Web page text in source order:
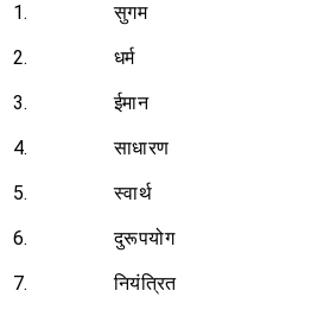
1. सुगम
2.
धर्म
3.
ईमान
4.
साधारण
5.
स्वार्थ
6.
दुरूपयोग
7.
नियंत्रित